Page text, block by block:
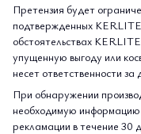
Претензия будет
подтвержденных
обстоятельствах
упущенную выгоду или
несет ответственности
При обнаружении
необходимую
рекламации в течение 30